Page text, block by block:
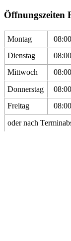
Öffnungszeiten
Montag
Dienstag
Mittwoch
Donnerstag
Freitag
oder nach